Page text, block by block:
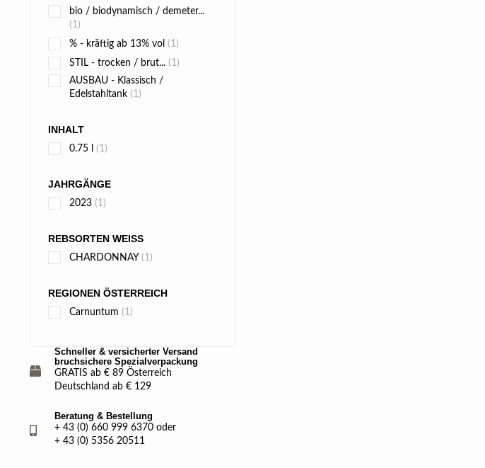
bio / biodynamisch / demeter...
(1)
% - kräftig ab 13% vol (1)
STIL - trocken / brut... (1)
AUSBAU - Klassisch /
Edelstahltank (1)
INHALT
0.75 l (1)
JAHRGÄNGE
2023 (1)
REBSORTEN WEISS
CHARDONNAY (1)
REGIONEN ÖSTERREICH
Carnuntum (1)
Schneller & versicherter Versand
bruchsichere Spezialverpackung
GRATIS ab € 89 Österreich
Deutschland ab € 129
Beratung & Bestellung
+ 43 (0) 660 999 6370 oder
+ 43 (0) 5356 20511